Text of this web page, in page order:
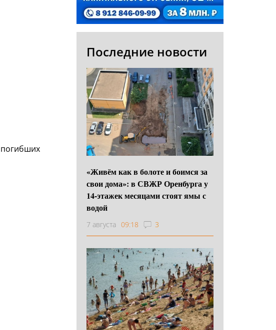
погибших
Последние новости
«Живём как в болоте и боимся за
свои дома»: в СВЖР Оренбурга у
14-этажек месяцами стоят ямы с
водой
7 августа 09:18 3